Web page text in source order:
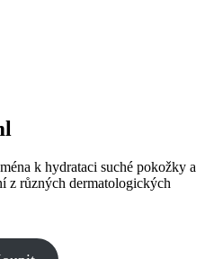
k hydrataci suché pokožky a
z různých dermatologických